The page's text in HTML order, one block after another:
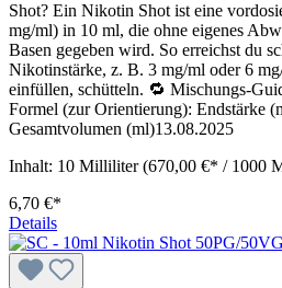
Shot? Ein Nikotin Shot ist eine
mg/ml) in 10 ml, die ohne eigenes
Basen gegeben wird. So erreichst du
Nikotinstärke, z. B. 3 mg/ml oder 6
einfüllen, schütteln. 🔁 Mischungs-
Formel (zur Orientierung): Endstärke
Gesamtvolumen (ml)13.08.2025
Inhalt: 10 Milliliter(670,00 €* / 1000
6,70 €*
Details